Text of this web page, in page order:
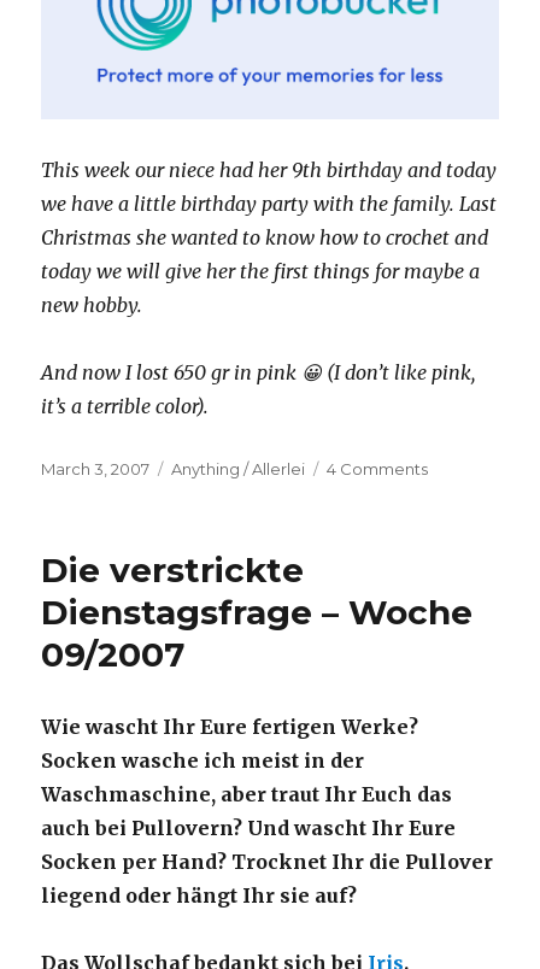
This week our niece had her 9th birthday and today
we have a little birthday party with the family. Last
Christmas she wanted to know how to crochet and
today we will give her the first things for maybe a
new hobby.
And now I lost 650 gr in pink 😀 (I don’t like pink,
it’s a terrible color).
Posted
March 3, 2007 Categories
Anything / Allerlei 4 Commentson
Die verstrickte
Dienstagsfrage – Woche
09/2007
Wie wascht Ihr Eure fertigen Werke?
Socken wasche ich meist in der
Waschmaschine, aber traut Ihr Euch das
auch bei Pullovern? Und wascht Ihr Eure
Socken per Hand? Trocknet Ihr die Pullover
liegend oder hängt Ihr sie auf?
Das Wollschaf bedankt sich bei Iris.